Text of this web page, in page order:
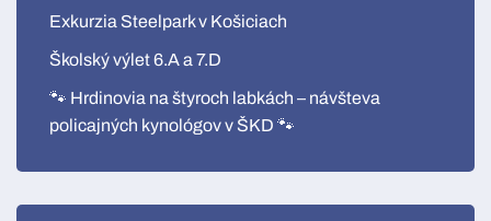
Exkurzia Steelpark v Košiciach
Školský výlet 6.A a 7.D
🐾 Hrdinovia na štyroch labkách – návšteva
policajných kynológov v ŠKD 🐾